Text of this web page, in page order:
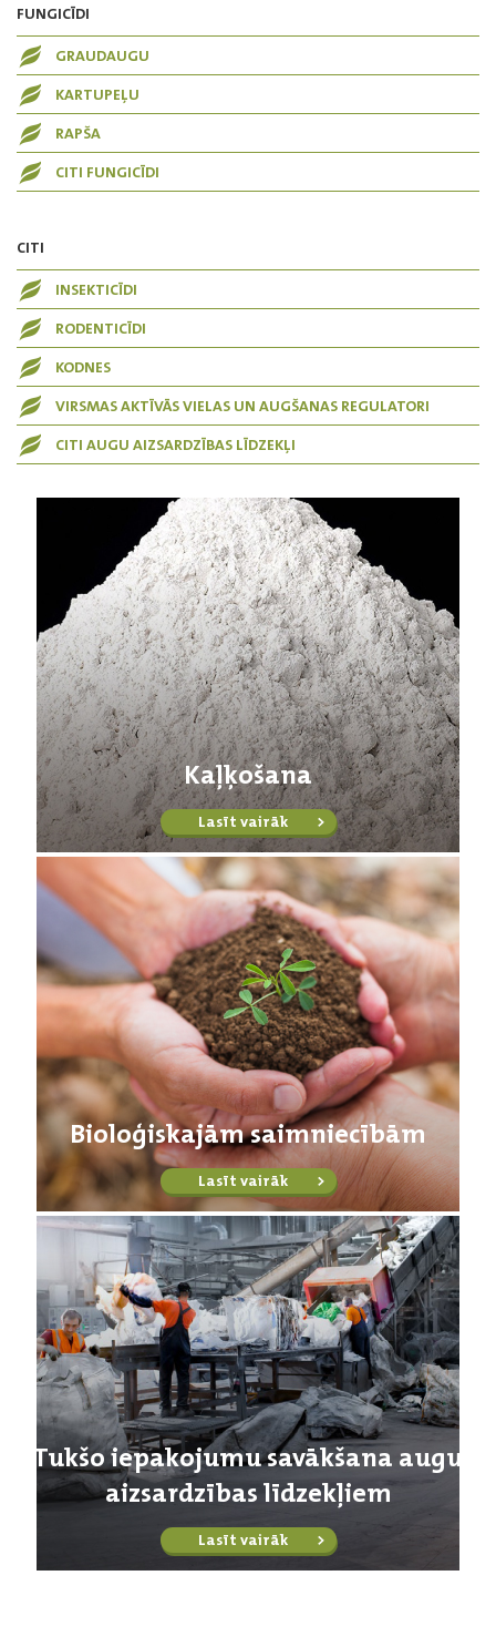
FUNGICĪDI
GRAUDAUGU
KARTUPEĻU
RAPŠA
CITI FUNGICĪDI
CITI
INSEKTICĪDI
RODENTICĪDI
KODNES
VIRSMAS AKTĪVĀS VIELAS UN AUGŠANAS REGULATORI
CITI AUGU AIZSARDZĪBAS LĪDZEKĻI
Kaļķošana
Lasīt vairāk
Bioloģiskajām saimniecībām
Lasīt vairāk
Tukšo iepakojumu savākšana augu
aizsardzības līdzekļiem
Lasīt vairāk